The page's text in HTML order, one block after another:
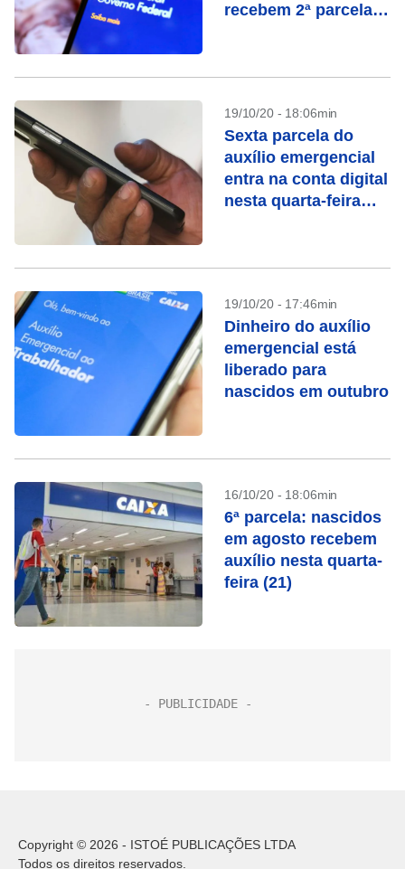
recebem 2ª parcela
19/10/20 - 18:06min
Sexta parcela do
auxílio emergencial
entra na conta digital
nesta quarta-feira
19/10/20 - 17:46min
Dinheiro do auxílio
emergencial está
liberado para
nascidos em outubro
16/10/20 - 18:06min
6ª parcela: nascidos
em agosto recebem
auxílio nesta quarta-
feira (21)
Copyright © 2026 - ISTOÉ PUBLICAÇÕES LTDA
Todos os direitos reservados.